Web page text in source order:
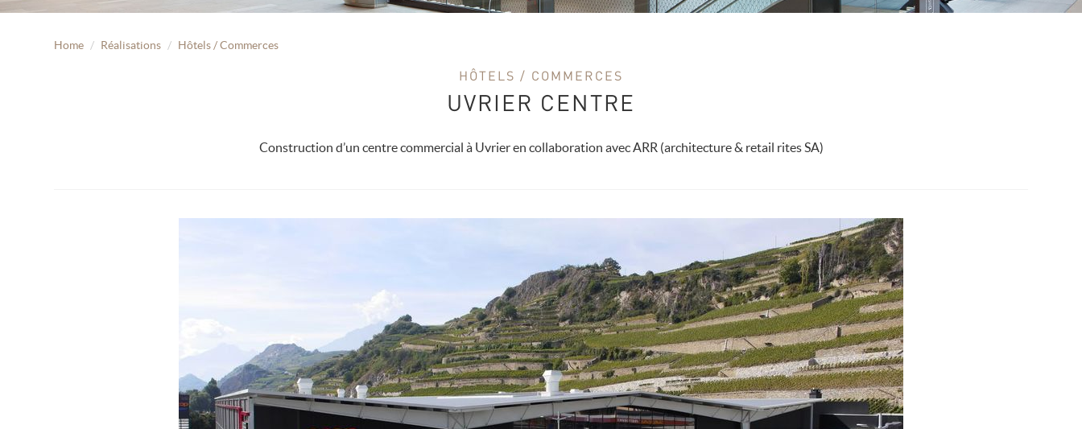
Home Réalisations Hôtels / Commerces
HÔTELS / COMMERCES
UVRIER CENTRE
Construction d’un centre commercial à Uvrier en collaboration avec ARR (architecture & retail rites SA)